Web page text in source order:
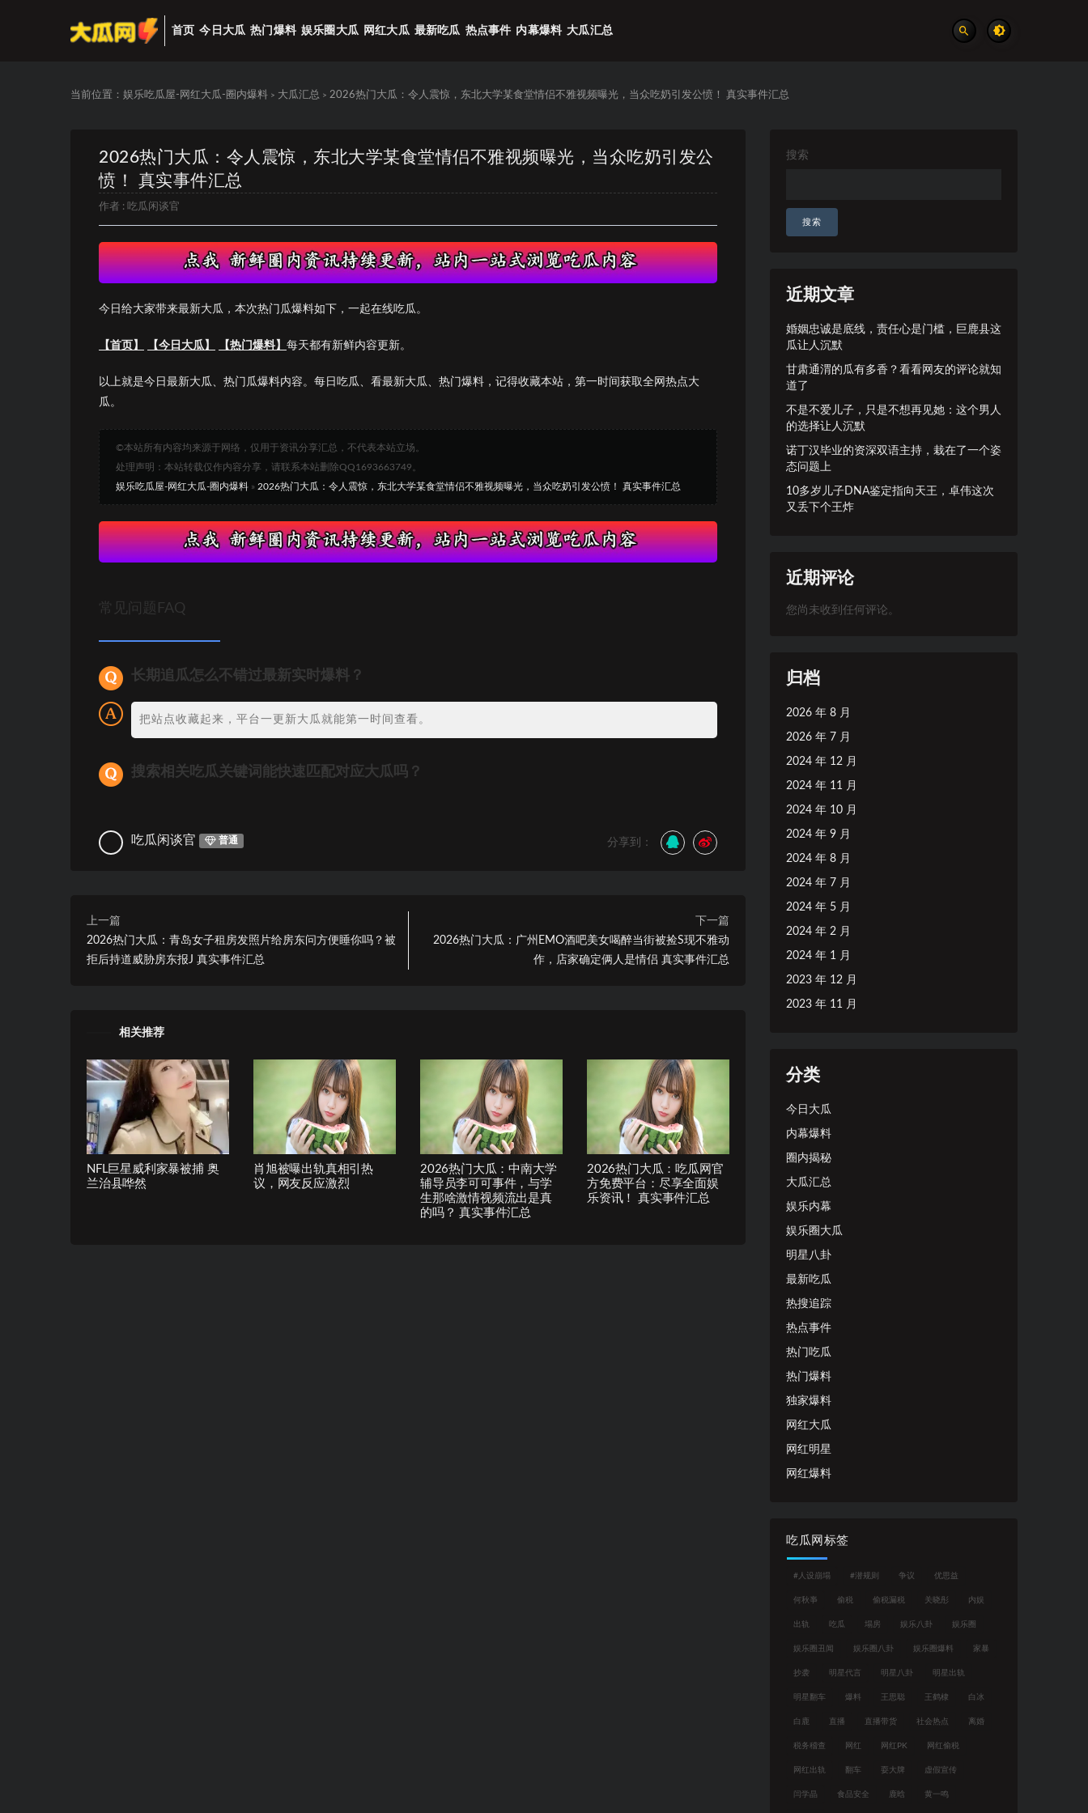
首页 今日大瓜 热门爆料 娱乐圈大瓜 网红大瓜 最新吃瓜 热点事件 内幕爆料 大瓜汇总
当前位置： 娱乐吃瓜屋-网红大瓜-圈内爆料 > 大瓜汇总 > 2026热门大瓜：令人震惊，东北大学某食堂情侣不雅视频曝光，当众吃奶引发公愤！ 真实事件汇总
2026热门大瓜：令人震惊，东北大学某食堂情侣不雅视频曝光，当众吃奶引发公
愤！ 真实事件汇总
作者 : 吃瓜闲谈官
今日给大家带来最新大瓜，本次热门瓜爆料如下，一起在线吃瓜。
【首页】 【今日大瓜】 【热门爆料】 每天都有新鲜内容更新。
以上就是今日最新大瓜、热门瓜爆料内容。每日吃瓜、看最新大瓜、热门爆料，记得收藏本站，第一时间获取全网热点大
瓜。
©本站所有内容均来源于网络，仅用于资讯分享汇总，不代表本站立场。
处理声明：本站转载仅作内容分享，请联系本站删除QQ1693663749。
娱乐吃瓜屋-网红大瓜-圈内爆料 » 2026热门大瓜：令人震惊，东北大学某食堂情侣不雅视频曝光，当众吃奶引发公愤！ 真实事件汇总
常见问题FAQ
长期追瓜怎么不错过最新实时爆料？
把站点收藏起来，平台一更新大瓜就能第一时间查看。
搜索相关吃瓜关键词能快速匹配对应大瓜吗？
吃瓜闲谈官 普通 分享到：
上一篇
2026热门大瓜：青岛女子租房发照片给房东问方便睡你吗？被
拒后持道威胁房东报J 真实事件汇总
下一篇
2026热门大瓜：广州EMO酒吧美女喝醉当街被捡S现不雅动
作，店家确定俩人是情侣 真实事件汇总
相关推荐
NFL巨星威利家暴被捕 奥
兰治县哗然
肖旭被曝出轨真相引热
议，网友反应激烈
2026热门大瓜：中南大学
辅导员李可可事件，与学
生那啥激情视频流出是真
的吗？ 真实事件汇总
2026热门大瓜：吃瓜网官
方免费平台：尽享全面娱
乐资讯！ 真实事件汇总
搜索
搜索
近期文章
婚姻忠诚是底线，责任心是门槛，巨鹿县这
瓜让人沉默
甘肃通渭的瓜有多香？看看网友的评论就知
道了
不是不爱儿子，只是不想再见她：这个男人
的选择让人沉默
诺丁汉毕业的资深双语主持，栽在了一个姿
态问题上
10多岁儿子DNA鉴定指向天王，卓伟这次
又丢下个王炸
近期评论
您尚未收到任何评论。
归档
2026 年 8 月
2026 年 7 月
2024 年 12 月
2024 年 11 月
2024 年 10 月
2024 年 9 月
2024 年 8 月
2024 年 7 月
2024 年 5 月
2024 年 2 月
2024 年 1 月
2023 年 12 月
2023 年 11 月
分类
今日大瓜
内幕爆料
圈内揭秘
大瓜汇总
娱乐内幕
娱乐圈大瓜
明星八卦
最新吃瓜
热搜追踪
热点事件
热门吃瓜
热门爆料
独家爆料
网红大瓜
网红明星
网红爆料
吃瓜网标签
#人设崩塌 #潜规则 争议 优思益
何秋亊 偷税 偷税漏税 关晓彤 内娱
出轨 吃瓜 塌房 娱乐八卦 娱乐圈
娱乐圈丑闻 娱乐圈八卦 娱乐圈爆料 家暴
抄袭 明星代言 明星八卦 明星出轨
明星翻车 爆料 王思聪 王鹤棣 白冰
白鹿 直播 直播带货 社会热点 离婚
税务稽查 网红 网红PK 网红偷税
网红出轨 翻车 耍大牌 虚假宣传
闫学晶 食品安全 鹿晗 黄一鸣